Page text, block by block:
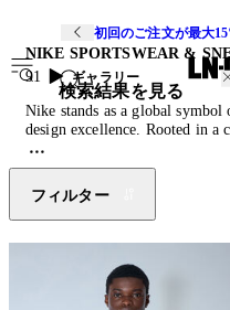
初回のご注文が最大
検索結果を見る
NIKE SPORTSWEAR &
91
ギャラリー
Nike stands as a global
design excellence. Rooted in a
the brand redefines athletic
and contemporary aesthetics.
Nike empowers individuals to
through motion. Synonymous
continues to shape the future
フィルター